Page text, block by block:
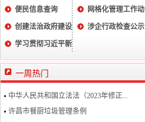
便民信息查询 网格化管理工作动
态
创建法治政府建设
示范市
涉企行政检查公示
学习贯彻习近平新
时代中国特色社会
主义思想
一周热门
中华人民共和国立法法（2023年修正...
许昌市餐厨垃圾管理条例